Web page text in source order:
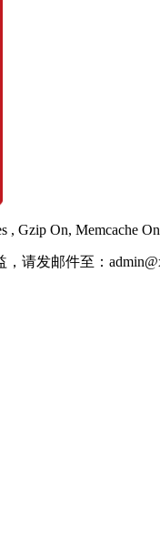
, Gzip On, Memcache
请发邮件至：